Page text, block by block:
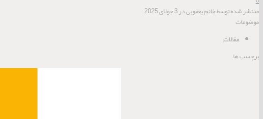
منتشر شده توسطخانم یعقوبیدر3 جولای 2025
موضوعات
مقالات
برچسب ها